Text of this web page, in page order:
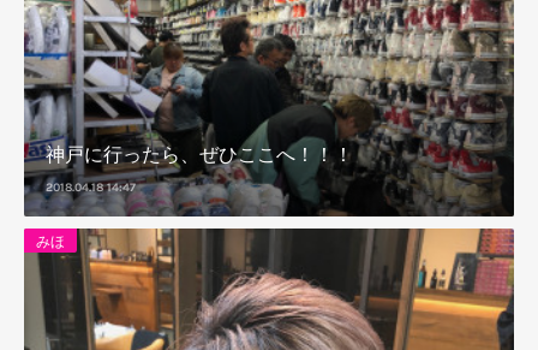
神戸に行ったら、ぜひここへ！！！
2018.04.18 14:47
みほ